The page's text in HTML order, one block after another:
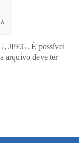
JPEG. É possível
arquivo deve ter